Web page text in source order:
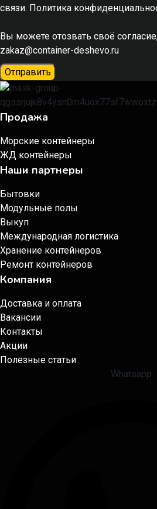
связи. Политика
Вы можете отозвать своё
zakaz@container-deshevo.ru
Отправить
Продажа
Морские контейнеры
ЖД контейнеры
Наши партнеры
Бытовки
Модульные полы
Выкуп
Международная логистика
Хранение контейнеров
Ремонт контейнеров
Компания
Доставка и оплата
Вакансии
Контакты
Акции
Полезные статьи
Whatsapp